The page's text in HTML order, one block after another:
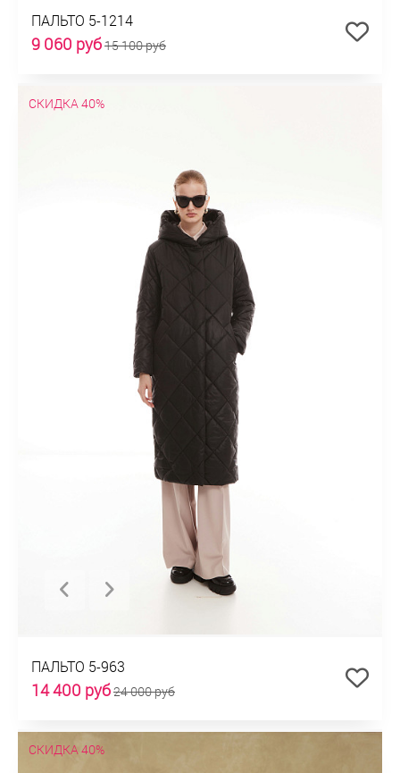
ПАЛЬТО 5-1214
9 060 руб15 100 руб
СКИДКА 40%
ПАЛЬТО 5-963
14 400 руб24 000 руб
СКИДКА 40%